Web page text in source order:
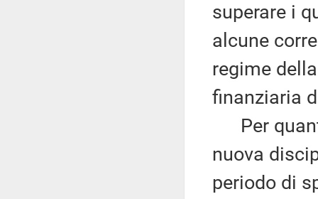
superare i
alcune
regime
finanziaria
Per
nuova
periodo di